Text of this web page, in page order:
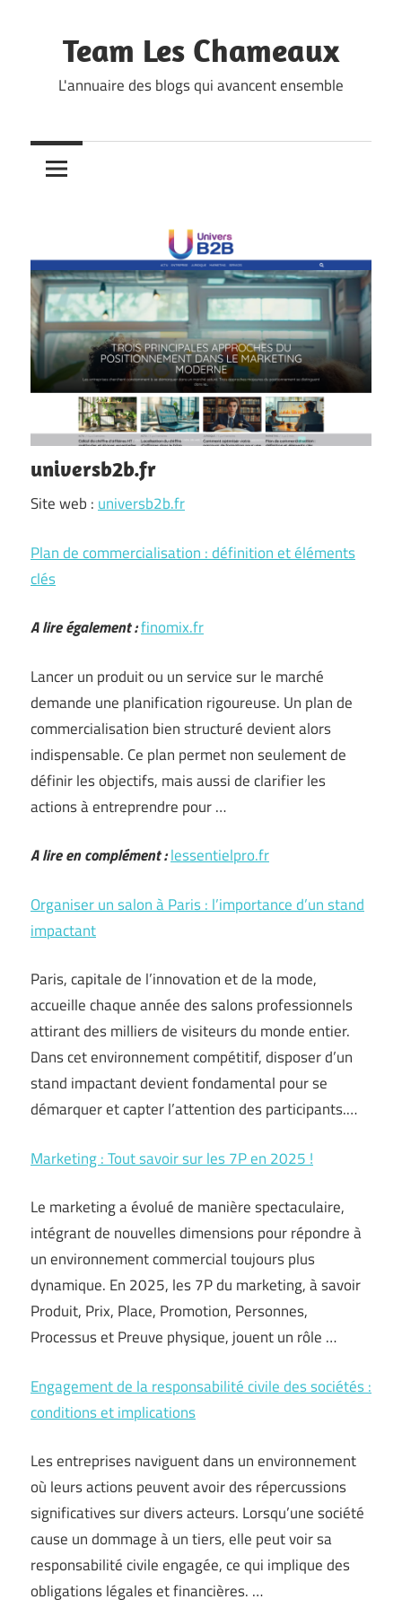
contentTeam Les Chameaux
L'annuaire des blogs qui avancent ensemble
universb2b.fr
Site web : universb2b.fr
Plan de commercialisation : définition et éléments
clés
A lire également :finomix.fr
Lancer un produit ou un service sur le marché
demande une planification rigoureuse. Un plan de
commercialisation bien structuré devient alors
indispensable. Ce plan permet non seulement de
définir les objectifs, mais aussi de clarifier les
actions à entreprendre pour …
A lire en complément :lessentielpro.fr
Organiser un salon à Paris : l’importance d’un stand
impactant
Paris, capitale de l’innovation et de la mode,
accueille chaque année des salons professionnels
attirant des milliers de visiteurs du monde entier.
Dans cet environnement compétitif, disposer d’un
stand impactant devient fondamental pour se
démarquer et capter l’attention des participants.…
Marketing : Tout savoir sur les 7P en 2025 !
Le marketing a évolué de manière spectaculaire,
intégrant de nouvelles dimensions pour répondre à
un environnement commercial toujours plus
dynamique. En 2025, les 7P du marketing, à savoir
Produit, Prix, Place, Promotion, Personnes,
Processus et Preuve physique, jouent un rôle …
Engagement de la responsabilité civile des sociétés :
conditions et implications
Les entreprises naviguent dans un environnement
où leurs actions peuvent avoir des répercussions
significatives sur divers acteurs. Lorsqu’une société
cause un dommage à un tiers, elle peut voir sa
responsabilité civile engagée, ce qui implique des
obligations légales et financières. …